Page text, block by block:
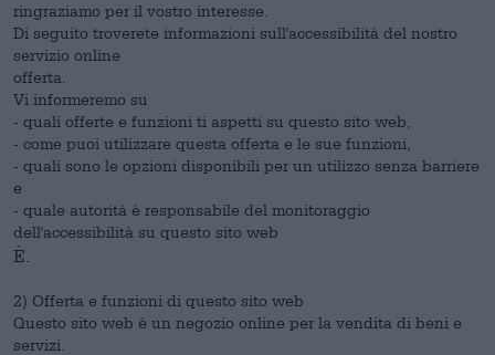
ringraziamo per il vostro interesse.
Di seguito troverete informazioni sull'accessibilità del nostro
servizio online
offerta.
Vi informeremo su
- quali offerte e funzioni ti aspetti su questo sito web,
- come puoi utilizzare questa offerta e le sue funzioni,
- quali sono le opzioni disponibili per un utilizzo senza barriere
e
- quale autorità è responsabile del monitoraggio
dell'accessibilità su questo sito web
È.
2) Offerta e funzioni di questo sito web
Questo sito web è un negozio online per la vendita di beni e
servizi.